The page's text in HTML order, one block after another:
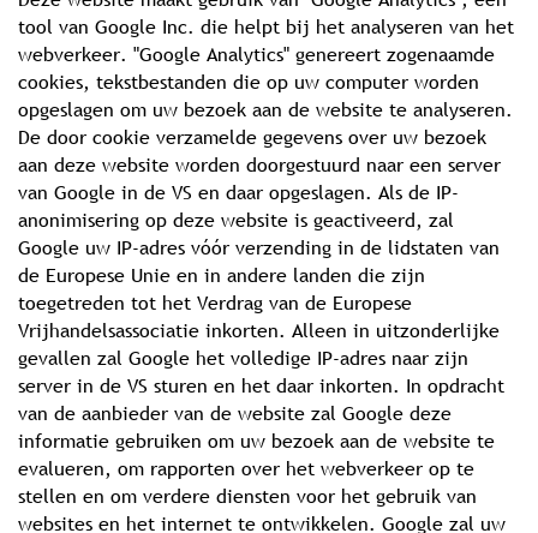
tool van Google Inc. die helpt bij het analyseren van het
webverkeer. "Google Analytics" genereert zogenaamde
cookies, tekstbestanden die op uw computer worden
opgeslagen om uw bezoek aan de website te analyseren.
De door cookie verzamelde gegevens over uw bezoek
aan deze website worden doorgestuurd naar een server
van Google in de VS en daar opgeslagen. Als de IP-
anonimisering op deze website is geactiveerd, zal
Google uw IP-adres vóór verzending in de lidstaten van
de Europese Unie en in andere landen die zijn
toegetreden tot het Verdrag van de Europese
Vrijhandelsassociatie inkorten. Alleen in uitzonderlijke
gevallen zal Google het volledige IP-adres naar zijn
server in de VS sturen en het daar inkorten. In opdracht
van de aanbieder van de website zal Google deze
informatie gebruiken om uw bezoek aan de website te
evalueren, om rapporten over het webverkeer op te
stellen en om verdere diensten voor het gebruik van
websites en het internet te ontwikkelen. Google zal uw